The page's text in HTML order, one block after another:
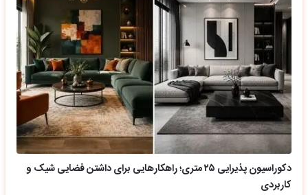
دکوراسیون پذیرایی ۲۵ متری؛ راهکارهایی برای داشتن فضایی شیک و
کاربردی